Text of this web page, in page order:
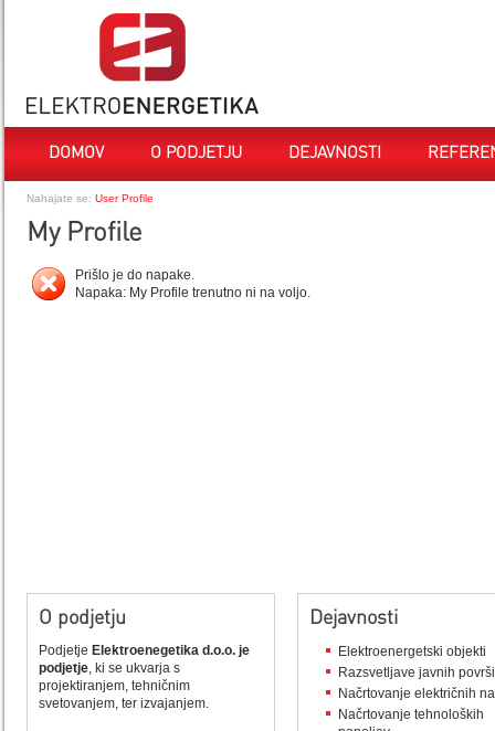
DOMOV O PODJETJU DEJAVNOSTI
Nahajate se: User Profile
My Profile
Prišlo je do napake.
Napaka: My Profile trenutno ni na voljo.
O podjetju
Podjetje Elektroenegetika d.o.o. je
podjetje, ki se ukvarja s
projektiranjem, tehničnim
svetovanjem, ter izvajanjem.
Dejavnosti
Elektroenergetski objekti
Razsvetljave javnih
Načrtovanje električnih
Načrtovanje tehnoloških